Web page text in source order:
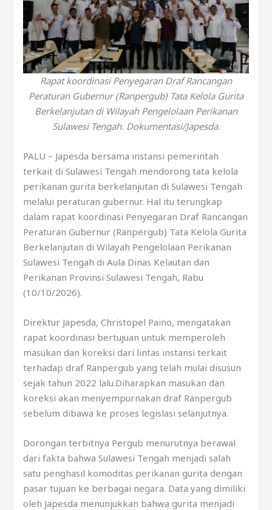
Rapat koordinasi Penyegaran Draf Rancangan
Peraturan Gubernur (Ranpergub) Tata Kelola Gurita
Berkelanjutan di Wilayah Pengelolaan Perikanan
Sulawesi Tengah. Dokumentasi/Japesda.
PALU – Japesda bersama instansi pemerintah
terkait di Sulawesi Tengah mendorong tata kelola
perikanan gurita berkelanjutan di Sulawesi Tengah
melalui peraturan gubernur. Hal itu terungkap
dalam rapat koordinasi Penyegaran Draf Rancangan
Peraturan Gubernur (Ranpergub) Tata Kelola Gurita
Berkelanjutan di Wilayah Pengelolaan Perikanan
Sulawesi Tengah di Aula Dinas Kelautan dan
Perikanan Provinsi Sulawesi Tengah, Rabu
(10/10/2026).
Direktur Japesda, Christopel Paino, mengatakan
rapat koordinasi bertujuan untuk memperoleh
masukan dan koreksi dari lintas instansi terkait
terhadap draf Ranpergub yang telah mulai disusun
sejak tahun 2022 lalu.Diharapkan masukan dan
koreksi akan menyempurnakan draf Ranpergub
sebelum dibawa ke proses legislasi selanjutnya.
Dorongan terbitnya Pergub menurutnya berawal
dari fakta bahwa Sulawesi Tengah menjadi salah
satu penghasil komoditas perikanan gurita dengan
pasar tujuan ke berbagai negara. Data yang dimiliki
oleh Japesda menunjukkan bahwa gurita menjadi